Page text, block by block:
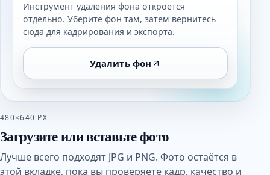
Инструмент удаления фона откроется
отдельно. Уберите фон там, затем вернитесь
сюда для кадрирования и экспорта.
Удалить фон
480×640 PX
Загрузите или вставьте фото
Лучше всего подходят JPG и PNG. Фото остаётся в
этой вкладке, пока вы проверяете кадр, качество и